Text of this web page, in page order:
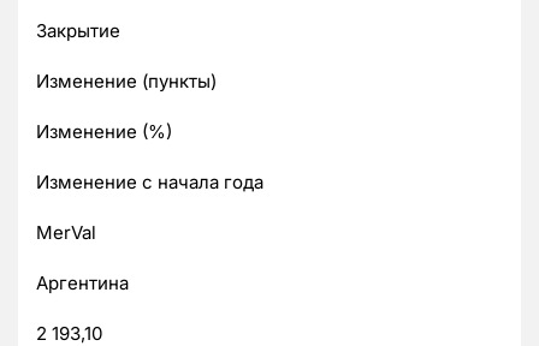
Закрытие
Изменение (пункты)
Изменение (%)
Изменение с начала года
MerVal
Аргентина
2 193,10